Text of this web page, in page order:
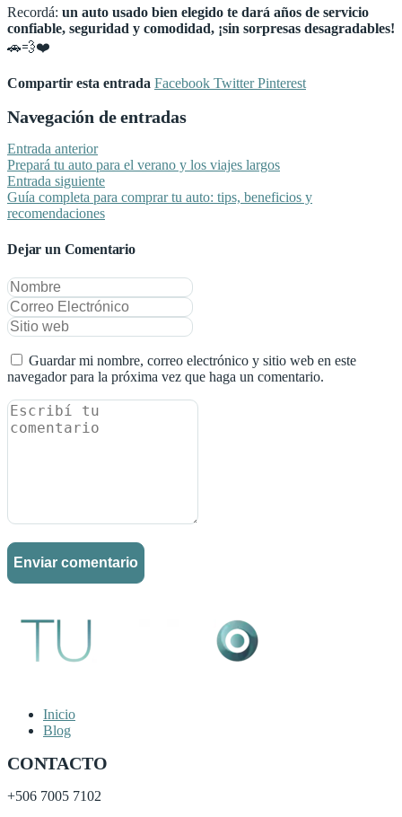
Recordá: un auto usado bien elegido te dará años de servicio
confiable, seguridad y comodidad, ¡sin sorpresas desagradables!
🚗💨❤️
Compartir esta entrada Facebook TwitterPinterest
Navegación de entradas
Entrada anterior
Prepará tu auto para el verano y los viajes largos
Entrada siguiente
Guía completa para comprar tu auto: tips, beneficios y
recomendaciones
Dejar un Comentario
Guardar mi nombre, correo electrónico y sitio web en este
navegador para la próxima vez que haga un comentario.
Inicio
Blog
CONTACTO
+506 7005 7102